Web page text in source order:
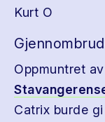
Kurt O
Oppmuntret
Catrix burde